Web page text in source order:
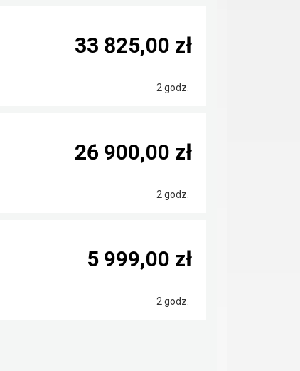
2 godz.
33 825,00 zł
2 godz.
26 900,00 zł
2 godz.
5 999,00 zł